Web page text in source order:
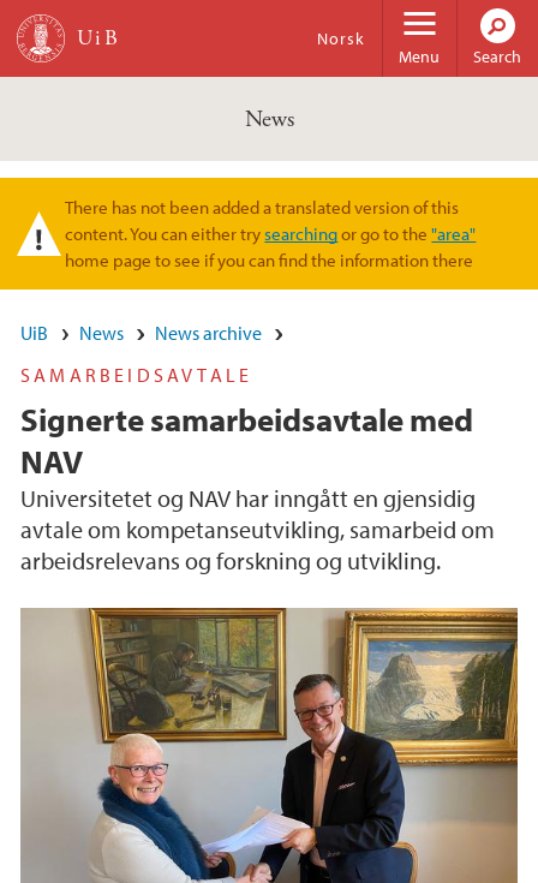
Skip to main content
Menu
Norsk
Search
News
Warning message
There has not been added a translated version of this
content. You can either trysearchingor go to the"area"
home page to see if you can find the information there
UiB News
News archive
SAMARBEIDSAVTALE
Signerte samarbeidsavtale med
NAV
Universitetet og NAV har inngått en gjensidig
avtale om kompetanseutvikling, samarbeid om
arbeidsrelevans og forskning og utvikling.